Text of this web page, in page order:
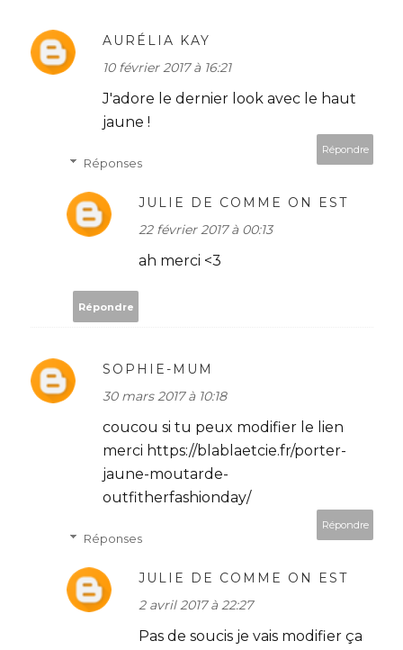
AURÉLIA KAY
10 février 2017 à 16:21
J'adore le dernier look avec le haut
jaune !
Répondre
Réponses
JULIE DE COMME ON EST
22 février 2017 à 00:13
ah merci <3
Répondre
SOPHIE-MUM
30 mars 2017 à 10:18
coucou si tu peux modifier le lien
merci https://blablaetcie.fr/porter-
jaune-moutarde-
outfitherfashionday/
Répondre
Réponses
JULIE DE COMME ON EST
2 avril 2017 à 22:27
Pas de soucis je vais modifier ça